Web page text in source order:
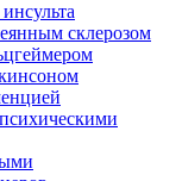
склерозом